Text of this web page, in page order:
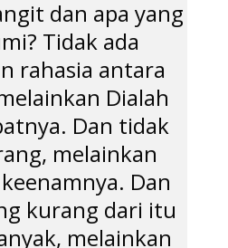
dan apa yang
Tidak ada
rahasia antara
Dialah
Dan tidak
melainkan
Dan
kurang dari itu
melainkan